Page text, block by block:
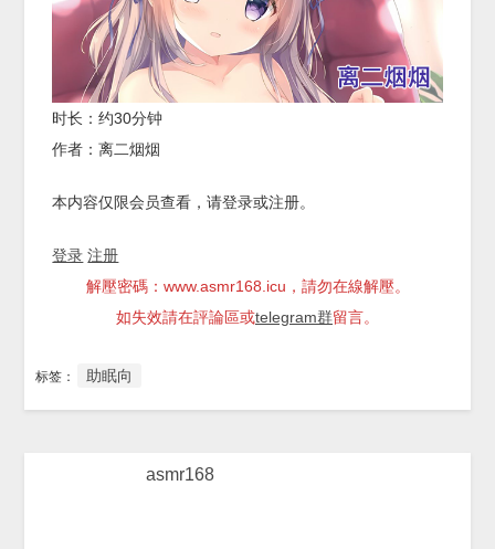
时长：约30分钟
作者：离二烟烟
本内容仅限会员查看，请登录或注册。
登录 注册
解壓密碼：www.asmr168.icu，請勿在線解壓。
如失效請在評論區或telegram群留言。
标签： 助眠向
asmr168